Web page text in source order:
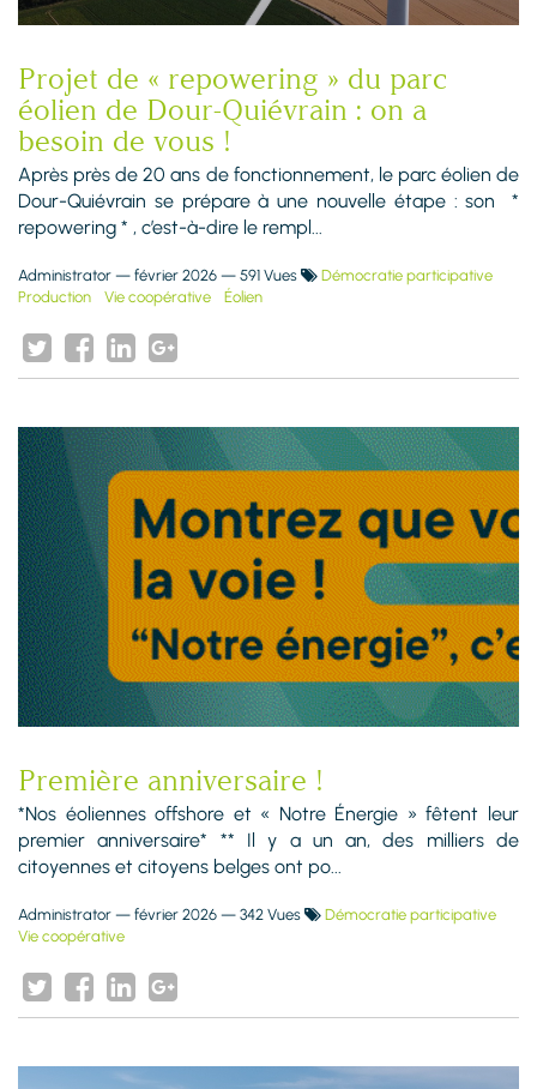
Projet de « repowering » du parc
éolien de Dour-Quiévrain : on a
besoin de vous !
Après près de 20 ans de fonctionnement, le parc éolien de
Dour-Quiévrain se prépare à une nouvelle étape : son *
repowering * , c’est-à-dire le rempl...
Administrator — février 2026 — 591 Vues
Démocratie participative
Production
Vie coopérative Éolien
Première anniversaire !
*Nos éoliennes offshore et « Notre Énergie » fêtent leur
premier anniversaire* ** Il y a un an, des milliers de
citoyennes et citoyens belges ont po...
Administrator — février 2026 — 342 Vues
Démocratie participative
Vie coopérative